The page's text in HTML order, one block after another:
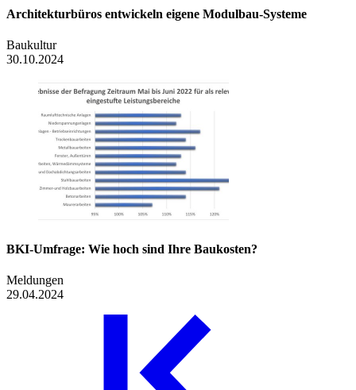
Architekturbüros entwickeln eigene Modulbau-Systeme
Baukultur
30.10.2024
BKI-Umfrage: Wie hoch sind Ihre Baukosten?
Meldungen
29.04.2024